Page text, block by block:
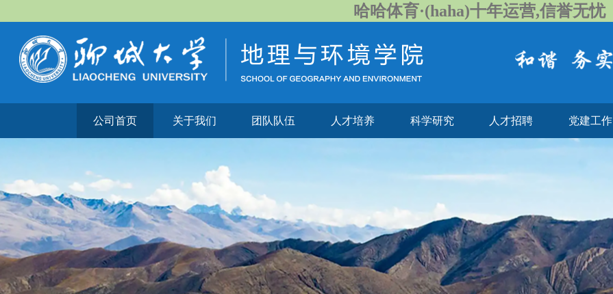
哈哈体育·(haha)十年运营,信誉无忧
公司首页 关于我们 团队队伍 人才培养 科学研究 人才招聘 党建工作